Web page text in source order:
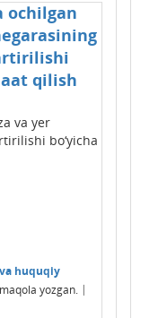
ochilgan
qilish
va yer
bo‘yicha
huquqiy
yozgan. |